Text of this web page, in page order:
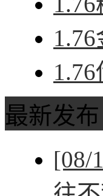
最新发布
[08/